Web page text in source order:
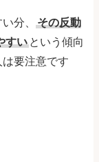
分、
その反動
すい という傾向
要注意です